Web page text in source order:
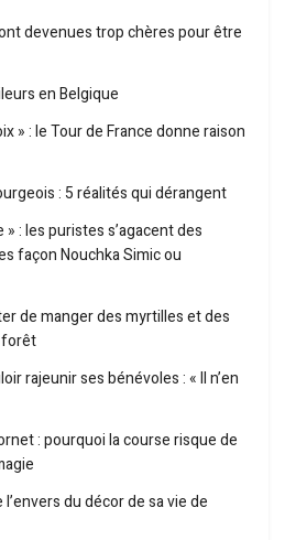
devenues trop chères pour être
en Belgique
» : le Tour de France donne raison
: 5 réalités qui dérangent
» : les puristes s’agacent des
façon Nouchka Simic ou
de manger des myrtilles et des
forêt
rajeunir ses bénévoles : « Il n’en
: pourquoi la course risque de
du décor de sa vie de